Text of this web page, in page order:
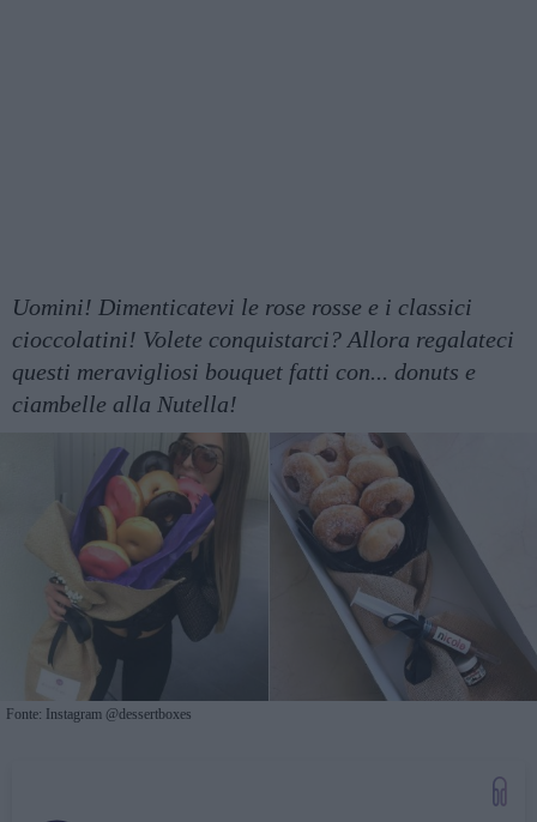
Uomini! Dimenticatevi le rose rosse e i classici
cioccolatini! Volete conquistarci? Allora regalateci
questi meravigliosi bouquet fatti con... donuts e
ciambelle alla Nutella!
Fonte: Instagram @dessertboxes